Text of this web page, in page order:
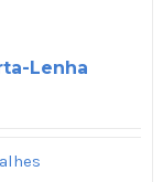
Lenha